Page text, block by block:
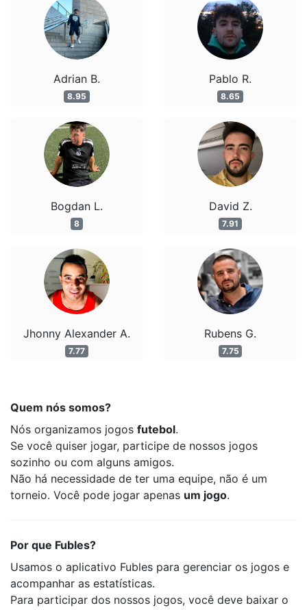
Adrian B.
8.95
Bogdan L.
8
Jhonny Alexander A.
7.77
Pablo R.
8.65
David Z.
7.91
Rubens G.
7.75
Quem nós somos?
Nós organizamos jogos futebol.
Se você quiser jogar, participe de nossos jogos
sozinho ou com alguns amigos.
Não há necessidade de ter uma equipe, não é um
torneio. Você pode jogar apenas um jogo.
Por que Fubles?
Usamos o aplicativo Fubles para gerenciar os jogos e
acompanhar as estatísticas.
Para participar dos nossos jogos, você deve baixar o